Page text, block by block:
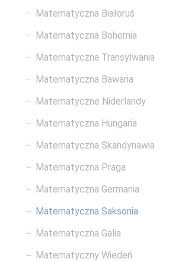
Matematyczna Białoruś
Matematyczna Bohemia
Matematyczna Transylwania
Matematyczna Bawaria
Matematyczne Niderlandy
Matematyczna Hungaria
Matematyczna Skandynawia
Matematyczna Praga
Matematyczna Germania
Matematyczna Saksonia
Matematyczna Galia
Matematyczny Wiedeń